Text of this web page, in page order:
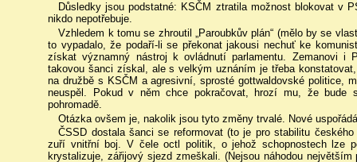
Důsledky jsou podstatné: KSČM ztratila možnost blokovat v
nikdo nepotřebuje.
Vzhledem k tomu se zhroutil „Paroubkův plán“ (mělo by se
to vypadalo, že podaří-li se překonat jakousi nechuť ke
získat významný nástroj k ovládnutí parlamentu. Zemanovi i
takovou šanci získal, ale s velkým uznáním je třeba
na družbě s KSČM a agresivní, sprosté gottwaldovské politice,
neuspěl. Pokud v něm chce pokračovat, hrozí mu, že bude
pohromadě.
Otázka ovšem je, nakolik jsou tyto změny trvalé. Nové
ČSSD dostala šanci se reformovat (to je pro stabilitu
zuří vnitřní boj. V čele octl politik, o jehož schopnostech lze
krystalizuje, zářijový sjezd zmeškali. (Nejsou náhodou